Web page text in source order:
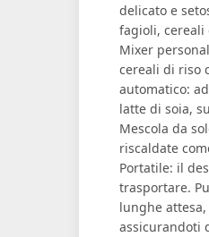
delicato e
fagioli, cereali
Mixer
cereali di riso
automatico:
latte di soia,
Mescola da
riscaldate
Portatile: il
trasportare.
lunghe attesa,
assicurandoti